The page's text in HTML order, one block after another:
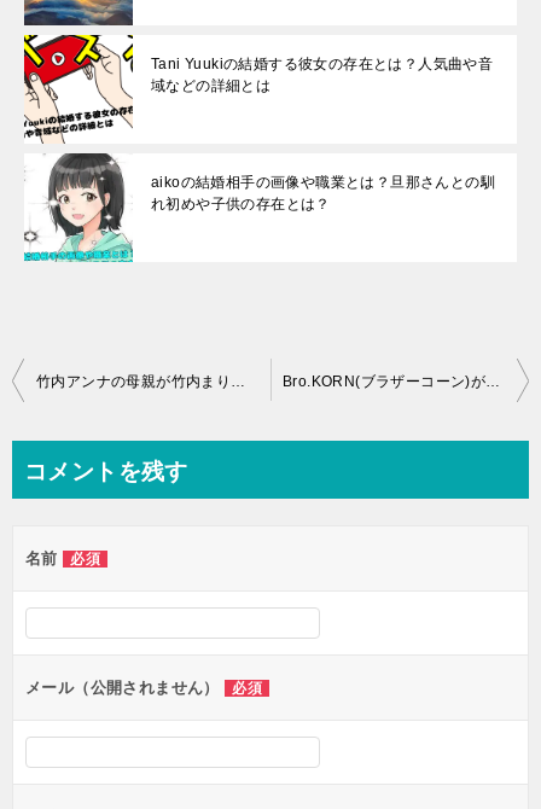
Tani Yuukiの結婚する彼女の存在とは？人気曲や音
域などの詳細とは
aikoの結婚相手の画像や職業とは？旦那さんとの馴
れ初めや子供の存在とは？
投
ビ
ー
シ
ン
竹内アンナの母親が竹内まりやの衝撃の真相とは！大学や学歴の詳細とは Bro.KORN(ブラザーコーン)が痩せたのは乳がんを患ったから！今現在の活動とは
コメントを残す
名前 必須
メール（公開されません） 必須